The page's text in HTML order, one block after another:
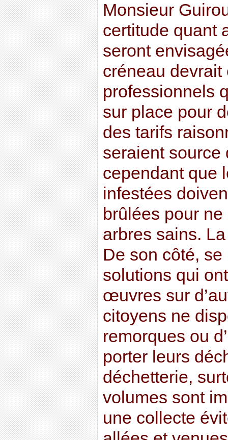
Monsieur
certitude quant
seront
créneau
professionnels
sur place pour
des tarifs
seraient source
cependant que
infestées
brûlées pour
arbres sains.
De son côté,
solutions qui
œuvres sur
citoyens ne
remorques ou
porter leurs
déchetterie,
volumes sont
une collecte